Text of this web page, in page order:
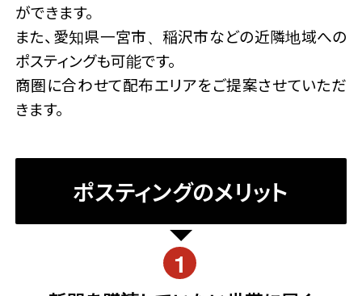
ができます。
また、愛知県一宮市、稲沢市などの近隣地域への
ポスティングも可能です。
商圏に合わせて配布エリアをご提案させていただ
きます。
ポスティングのメリット